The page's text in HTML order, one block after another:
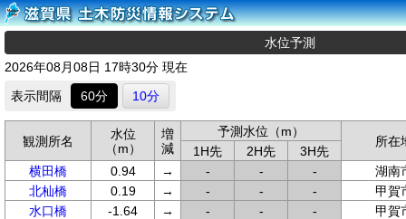
水位予測
2026年08月08日 17時30分 現在
表示間隔
60分 10分
観測所名
水位
（m）
増
減
予測水位（m）
所在
1H先 2H先
3H先
横田橋
0.94 → - - -
湖南
北杣橋
0.19 → - - -
甲賀
水口橋
-1.64 → - - -
甲賀